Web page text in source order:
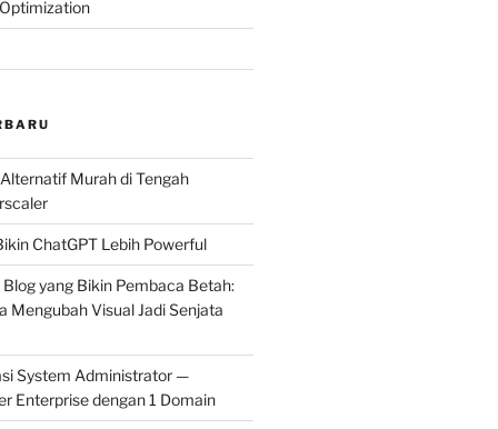
Murah di Tengah
ChatGPT Lebih Powerful
yang Bikin Pembaca Betah:
Mengubah Visual Jadi Senjata
System Administrator —
Enterprise dengan 1 Domain